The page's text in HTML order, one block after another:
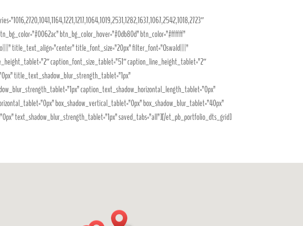
btn_bg_color_hover=”#0db80d” btn_color=”#ffffff”
title_text_align=”center” title_font_size=”20px” filter_font=”Oswald||||”
caption_font_size_tablet=”51″ caption_line_height_tablet=”2″
title_text_shadow_blur_strength_tablet=”1px”
caption_text_shadow_horizontal_length_tablet=”0px”
box_shadow_vertical_tablet=”0px” box_shadow_blur_tablet=”40px”
text_shadow_blur_strength_tablet=”1px” saved_tabs=”all”][/et_pb_portfolio_dts_grid]